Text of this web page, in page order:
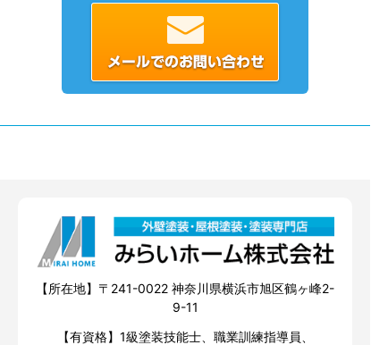
【所在地】〒241-0022 神奈川県横浜市旭区鶴ヶ峰2-
9-11
【有資格】1級塗装技能士、職業訓練指導員、